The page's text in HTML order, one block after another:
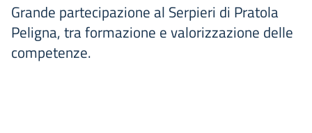
Grande partecipazione al Serpieri di Pratola
Peligna, tra formazione e valorizzazione delle
competenze.